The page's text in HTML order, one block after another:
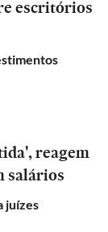
escritórios
reagem
salários
juízes